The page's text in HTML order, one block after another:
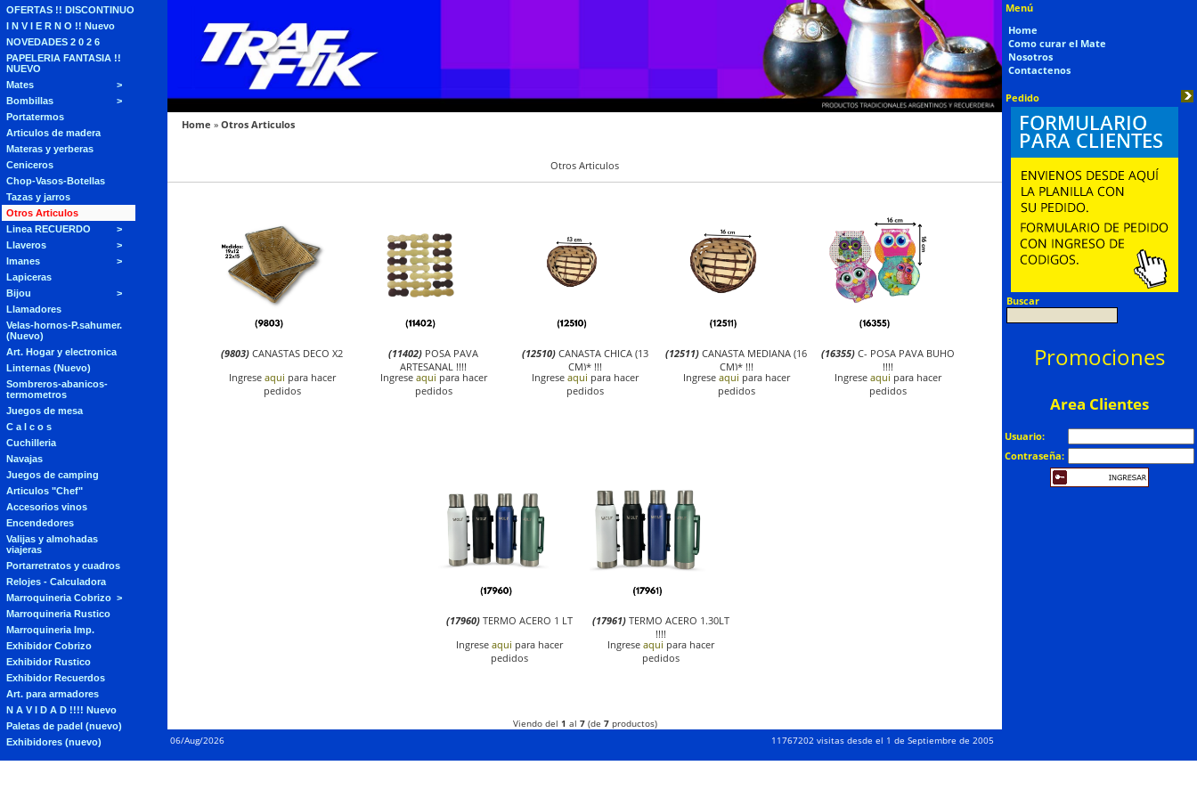
OFERTAS !! DISCONTINUO
I N V I E R N O !! Nuevo
NOVEDADES 2 0 2 6
PAPELERIA FANTASIA !!
NUEVO
Mates
Bombillas
Portatermos
Articulos de madera
Materas y yerberas
Ceniceros
Chop-Vasos-Botellas
Tazas y jarros
Otros Articulos
Linea RECUERDO
Llaveros
Imanes
Lapiceras
Bijou
Llamadores
Velas-hornos-P.sahumer.
(Nuevo)
Art. Hogar y electronica
Linternas (Nuevo)
Sombreros-abanicos-
termometros
Juegos de mesa
C a l c o s
Cuchilleria
Navajas
Juegos de camping
Articulos "Chef"
Accesorios vinos
Encendedores
Valijas y almohadas
viajeras
Portarretratos y cuadros
Relojes - Calculadora
Marroquineria Cobrizo
Marroquineria Rustico
Marroquineria Imp.
Exhibidor Cobrizo
Exhibidor Rustico
Exhibidor Recuerdos
Art. para armadores
N A V I D A D !!!! Nuevo
Paletas de padel (nuevo)
Exhibidores (nuevo)
Home » Otros Articulos
Otros Articulos
(9803) CANASTAS DECO X2
Ingrese aqui para hacer
pedidos
(11402) POSA PAVA
ARTESANAL !!!!
Ingrese aqui para hacer
pedidos
(12510) CANASTA CHICA (13
CM)* !!!
Ingrese aqui para hacer
pedidos
(12511) CANASTA MEDIANA (16
CM)* !!!
Ingrese aqui para hacer
pedidos
(16355) C- POSA PAVA BUHO
!!!!
Ingrese aqui para hacer
pedidos
(17960) TERMO ACERO 1 LT
Ingrese aqui para hacer
pedidos
(17961) TERMO ACERO 1.30LT
!!!!
Ingrese aqui para hacer
pedidos
Viendo del 1 al 7(de 7productos)
06/Aug/2026
11767202 visitas desde el 1 de Septiembre de 2005
Menú
Home
Como curar el Mate
Nosotros
Contactenos
Pedido
Buscar
Promociones
Area Clientes
Usuario:
Contraseña: